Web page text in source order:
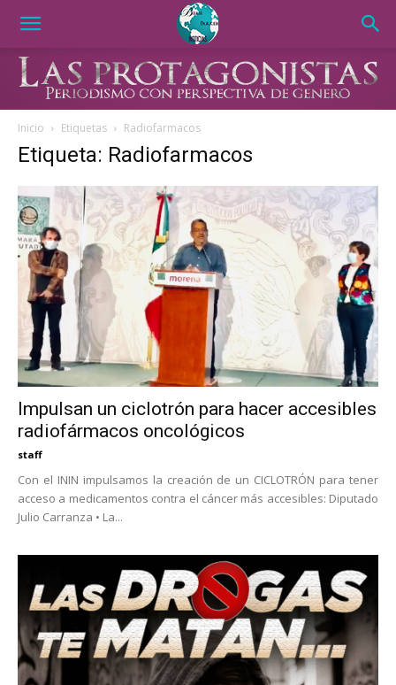
Inicio Etiquetas Radiofarmacos
Etiqueta: Radiofarmacos
Impulsan un ciclotrón para hacer accesibles
radiofármacos oncológicos
staff
Con el ININ impulsamos la creación de un CICLOTRÓN para tener
acceso a medicamentos contra el cáncer más accesibles: Diputado
Julio Carranza • La...